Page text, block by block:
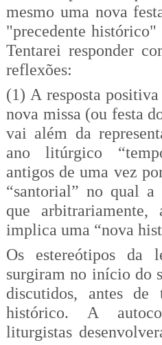
mesmo uma nova
"precedente
Tentarei responder
reflexões:
(1) A resposta positiva
nova missa (ou festa
vai além da
ano litúrgico
antigos de uma vez
“santorial” no qual a
que
implica uma “nova
Os estereótipos da
surgiram no início do
discutidos, antes
histórico. A
liturgistas